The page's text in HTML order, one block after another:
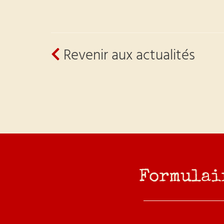
Revenir aux actualités